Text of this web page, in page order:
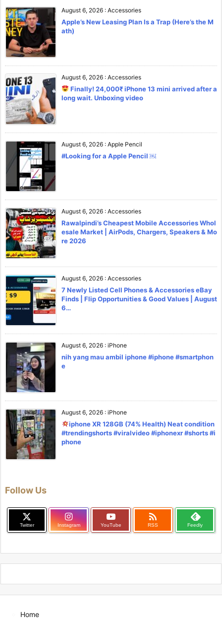
August 6, 2026 : Accessories
Apple’s New Leasing Plan Is a Trap (Here’s the M
ath)
August 6, 2026 : Accessories
Finally! 24,000₹ iPhone 13 mini arrived after a
long wait. Unboxing video
August 6, 2026 : Apple Pencil
#Looking for a Apple Pencil ￼
August 6, 2026 : Accessories
Rawalpindi’s Cheapest Mobile Accessories Whol
esale Market | AirPods, Chargers, Speakers & Mo
re 2026
August 6, 2026 : Accessories
7 Newly Listed Cell Phones & Accessories eBay
Finds | Flip Opportunities & Good Values | August
6…
August 6, 2026 : iPhone
nih yang mau ambil iphone #iphone #smartphon
e
August 6, 2026 : iPhone
iphone XR 128GB (74% Health) Neat condition
#trendingshorts #viralvideo #iphonexr #shorts #i
phone
Follow Us
Twitter Instagram YouTube

RSS Feedly
Home